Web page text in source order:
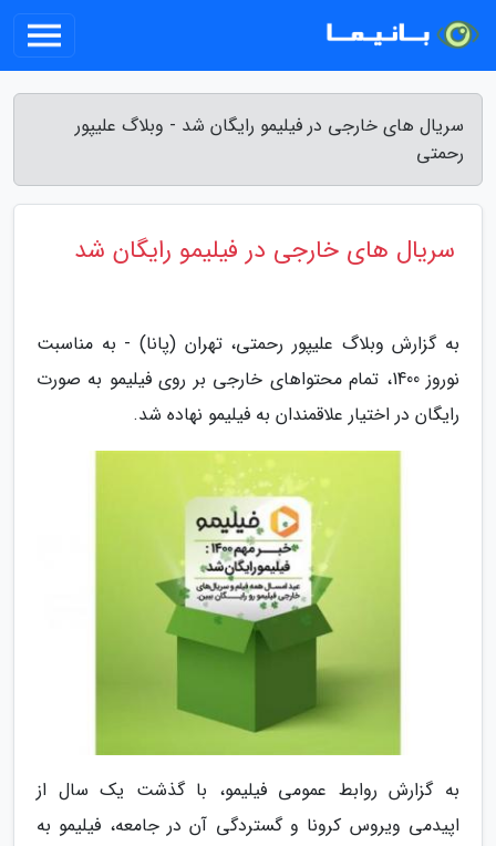
سریال های خارجی در فیلیمو رایگان شد - وبلاگ علیپور
رحمتی
سریال های خارجی در فیلیمو رایگان شد
به گزارش وبلاگ علیپور رحمتی، تهران (پانا) - به مناسبت
نوروز 1400، تمام محتواهای خارجی بر روی فیلیمو به صورت
رایگان در اختیار علاقمندان به فیلیمو نهاده شد.
به گزارش روابط عمومی فیلیمو، با گذشت یک سال از
اپیدمی ویروس کرونا و گستردگی آن در جامعه، فیلیمو به